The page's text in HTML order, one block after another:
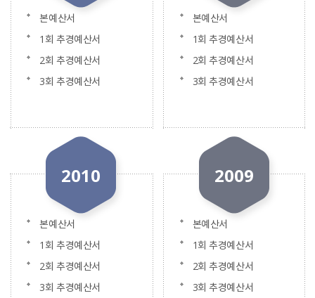
본예산서
1회 추경예산서
2회 추경예산서
3회 추경예산서
본예산서
1회 추경예산서
2회 추경예산서
3회 추경예산서
2010
본예산서
1회 추경예산서
2회 추경예산서
3회 추경예산서
2009
본예산서
1회 추경예산서
2회 추경예산서
3회 추경예산서